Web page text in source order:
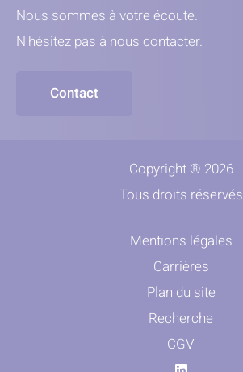
Nous sommes à votre écoute.
N'hésitez pas à nous contacter.
Contact
Copyright ® 2026
Tous droits réservés
Mentions légales
Carrières
Plan du site
Recherche
CGV